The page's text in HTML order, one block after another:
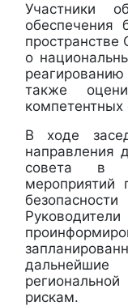
Участники
обеспечения
о
также
компетентных
В ходе
направления
совета в
мероприятий
рискам.